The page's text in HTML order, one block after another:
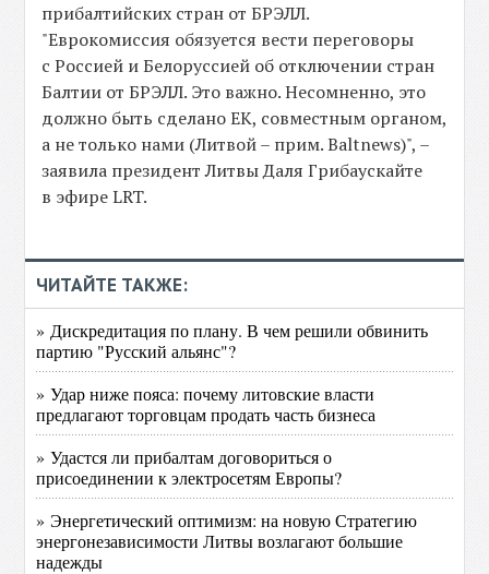
прибалтийских стран от БРЭЛЛ.
"Еврокомиссия обязуется вести переговоры
с Россией и Белоруссией об отключении стран
Балтии от БРЭЛЛ. Это важно. Несомненно, это
должно быть сделано ЕК, совместным органом,
а не только нами (Литвой – прим. Baltnews)", –
заявила президент Литвы Даля Грибаускайте
в эфире LRT.
ЧИТАЙТЕ ТАКЖЕ:
» Дискредитация по плану. В чем решили обвинить
партию "Русский альянс"?
» Удар ниже пояса: почему литовские власти
предлагают торговцам продать часть бизнеса
» Удастся ли прибалтам договориться о
присоединении к электросетям Европы?
» Энергетический оптимизм: на новую Стратегию
энергонезависимости Литвы возлагают большие
надежды